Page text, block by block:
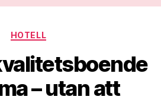
Kategorier
HOTELL
– utan att